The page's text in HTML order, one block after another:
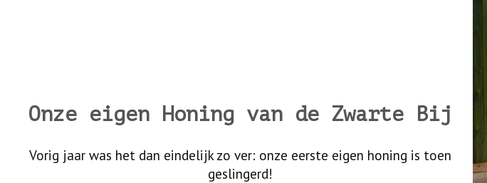
Onze eigen Honing van de Zwarte Bij
Vorig jaar was het dan eindelijk zo ver: onze eerste eigen honing is toen
geslingerd!